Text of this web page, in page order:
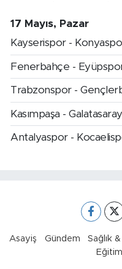
17 Mayıs, Pazar
Kayserispor -
Fenerbahçe -
Trabzonspor -
Kasımpaşa - Galatasaray
Antalyaspor -
Asayiş Gündem Sağlık
Eğitim